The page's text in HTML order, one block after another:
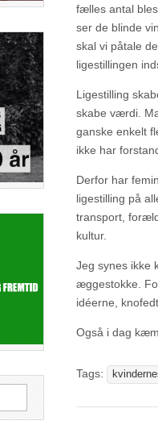
fælles antal
ser de blinde
skal vi påtale
ligestillingen
Ligestilling
skabe værdi.
ganske enkelt
ikke har
Derfor har
ligestilling på
transport,
kultur.
Jeg synes ikke
æggestokke.
idéerne,
Også i dag
Tags: